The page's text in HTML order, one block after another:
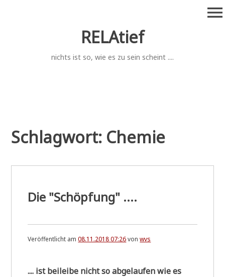
RELAtief
nichts ist so, wie es zu sein scheint ....
menu
Schlagwort: Chemie
Die "Schöpfung" ....
Veröffentlicht am08.11.2018 07:26vonwvs
.... ist bei­lei­be nicht so abge­lau­fen wie es